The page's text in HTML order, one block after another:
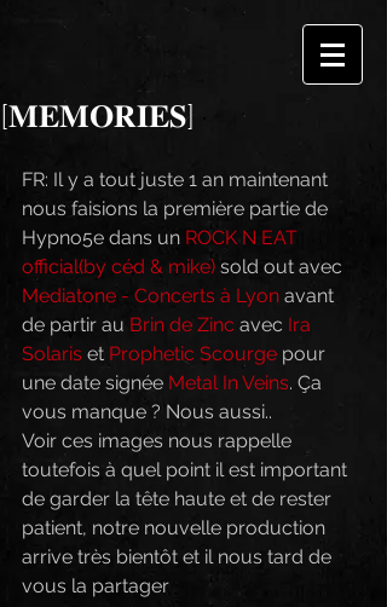
[𝐌𝐄𝐌𝐎𝐑𝐈𝐄𝐒]
FR: Il y a tout juste 1 an maintenant
nous faisions la première partie de
Hypno5e dans un ROCK N EAT
official(by céd & mike) sold out avec
Mediatone - Concerts à Lyon avant
de partir au Brin de Zinc avec Ira
Solaris et Prophetic Scourge pour
une date signée Metal In Veins. Ça
vous manque ? Nous aussi..
Voir ces images nous rappelle
toutefois à quel point il est important
de garder la tête haute et de rester
patient, notre nouvelle production
arrive très bientôt et il nous tard de
vous la partager